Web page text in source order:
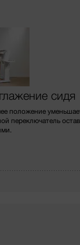
сидя
положение
переключатель